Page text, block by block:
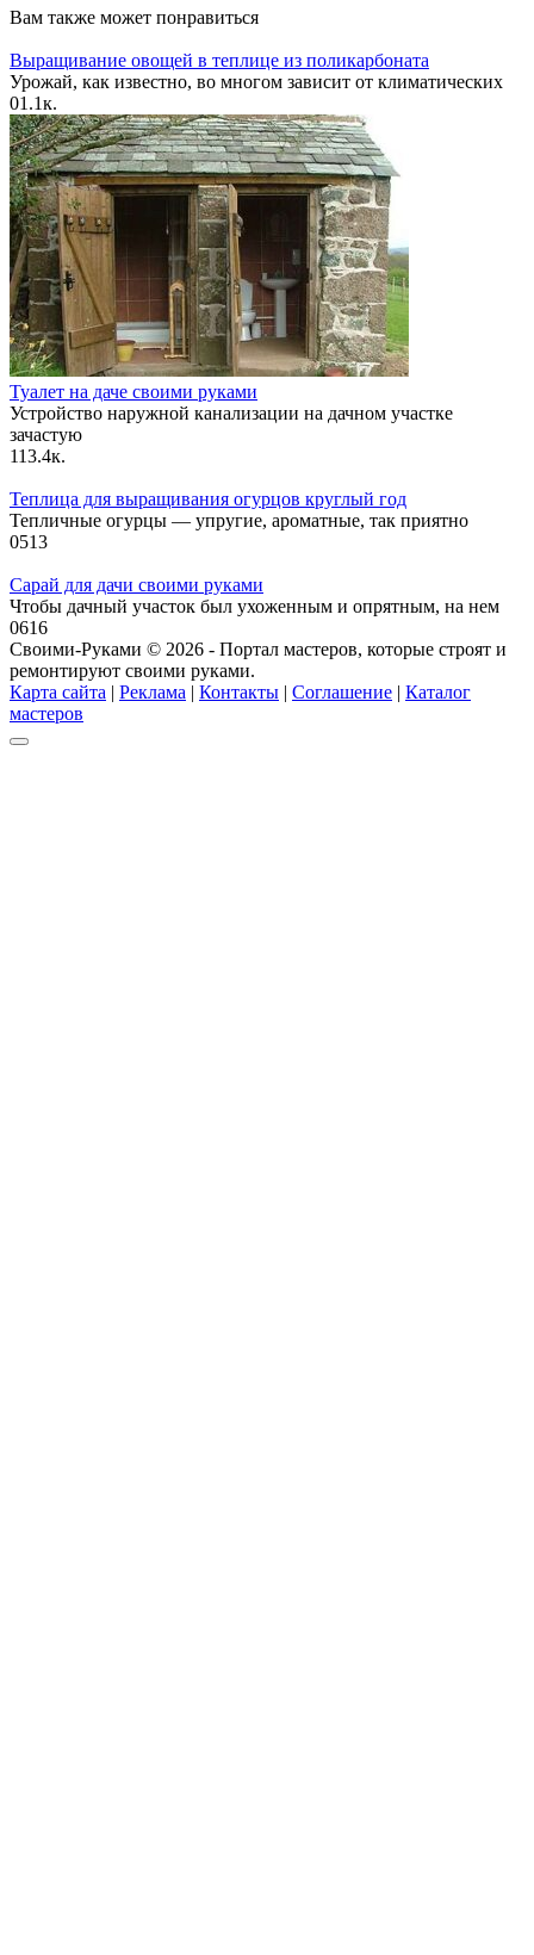
Вам также может понравиться
Выращивание овощей в теплице из поликарбоната
Урожай, как известно, во многом зависит от климатических
01.1к.
Туалет на даче своими руками
Устройство наружной канализации на дачном участке
зачастую
113.4к.
Теплица для выращивания огурцов круглый год
Тепличные огурцы — упругие, ароматные, так приятно
0513
Сарай для дачи своими руками
Чтобы дачный участок был ухоженным и опрятным, на нем
0616
Своими-Руками © 2026 - Портал мастеров, которые строят и
ремонтируют своими руками.
Карта сайта | Реклама | Контакты | Соглашение | Каталог
мастеров